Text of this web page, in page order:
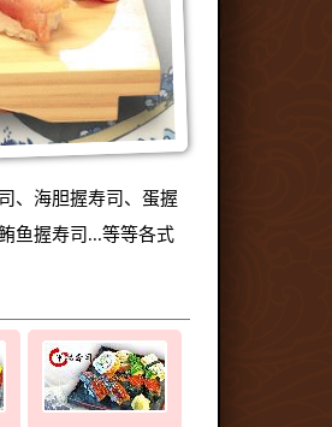
、海胆握寿司、蛋握
鱼握寿司...等等各式